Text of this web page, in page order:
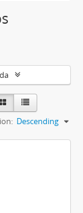
Descending